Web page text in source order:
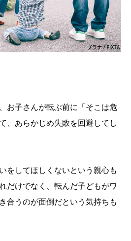
お子さんが転ぶ前に「そこは危
、あらかじめ失敗を回避してし
をしてほしくないという親心も
だけでなく、転んだ子どもがワ
合うのが面倒だという気持ちも